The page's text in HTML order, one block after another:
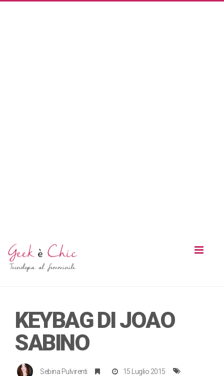
KEYBAG DI JOAO
SABINO
Sebina Pulvirenti 15 Luglio 2015